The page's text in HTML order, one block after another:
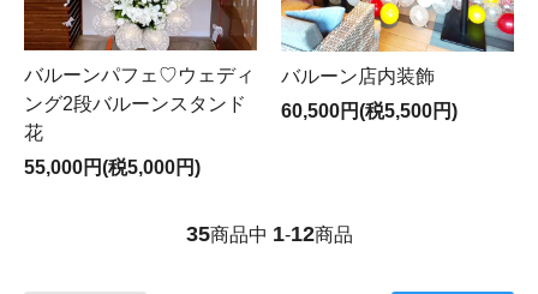
バルーンパフェ♡ウェディ
ング2段バルーンスタンド
花
55,000円(税5,000円)
バルーン店内装飾
60,500円(税5,500円)
35商品中 1-12商品